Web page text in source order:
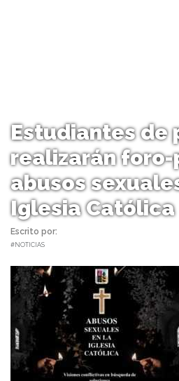
Estudiantes de
realizarán foro-
abusos
Iglesia Católica
Escrito por:
#NOTICIAS